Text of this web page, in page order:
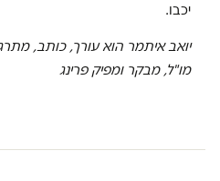
יכבו.
יואב איתמר הוא עורך, כותב,
מו"ל, מבקר ומפיק פרינג